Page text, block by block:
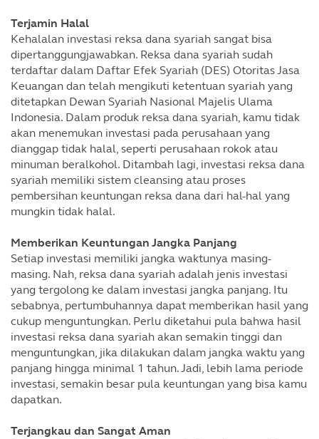
Terjamin Halal
Kehalalan investasi reksa dana syariah sangat bisa
dipertanggungjawabkan. Reksa dana syariah sudah
terdaftar dalam Daftar Efek Syariah (DES) Otoritas Jasa
Keuangan dan telah mengikuti ketentuan syariah yang
ditetapkan Dewan Syariah Nasional Majelis Ulama
Indonesia. Dalam produk reksa dana syariah, kamu tidak
akan menemukan investasi pada perusahaan yang
dianggap tidak halal, seperti perusahaan rokok atau
minuman beralkohol. Ditambah lagi, investasi reksa dana
syariah memiliki sistem cleansing atau proses
pembersihan keuntungan reksa dana dari hal-hal yang
mungkin tidak halal.
Memberikan Keuntungan Jangka Panjang
Setiap investasi memiliki jangka waktunya masing-
masing. Nah, reksa dana syariah adalah jenis investasi
yang tergolong ke dalam investasi jangka panjang. Itu
sebabnya, pertumbuhannya dapat memberikan hasil yang
cukup menguntungkan. Perlu diketahui pula bahwa hasil
investasi reksa dana syariah akan semakin tinggi dan
menguntungkan, jika dilakukan dalam jangka waktu yang
panjang hingga minimal 1 tahun. Jadi, lebih lama periode
investasi, semakin besar pula keuntungan yang bisa kamu
dapatkan.
Terjangkau dan Sangat Aman